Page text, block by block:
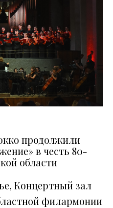
продолжили
в честь 80-
области
Концертный зал
филармонии